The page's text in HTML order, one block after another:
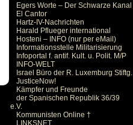
Egers Worte – Der Schwarze Kanal
El Cantor
Hartz-IV-Nachrichten
Harald Pflueger international
Hosteni – INFO (nur per eMail)
Informationsstelle Militarisierung
Infoportal f. antif. Kult. u. Polit. M/P
INFO-WELT
Israel Büro der R. Luxemburg Stiftg.
JusticeNow!
Kämpfer und Freunde
der Spanischen Republik 36/39
e.V.
Kommunisten Online †
LINKSNET